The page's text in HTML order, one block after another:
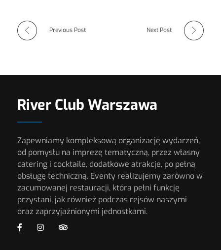
Previous Post Next Post
River Club Warszawa
Zapewniamy kompleksową organizację wydarzeń,
od pomysłu na imprezę tematyczną, przez własny
catering i cocktaile, dodatkowe atrakcje, po pełną
obsługę techniczną. Eventy realizujemy zarówno w
zacumowanej restauracji, która pełni funkcję
przystani, jak również podczas rejsów naszymi
oraz zaprzyjaźnionymi jednostkami.